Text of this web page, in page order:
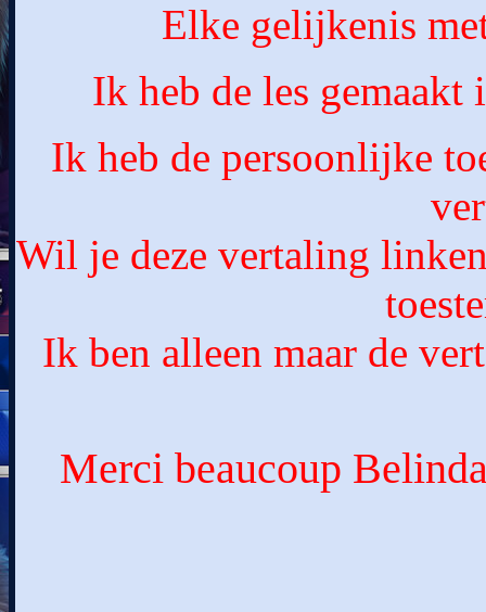
Elke gelijkenis
Ik heb de les
Ik heb de persoonlijke
Wil je deze vertaling
Ik ben alleen maar de
Merci beaucoup